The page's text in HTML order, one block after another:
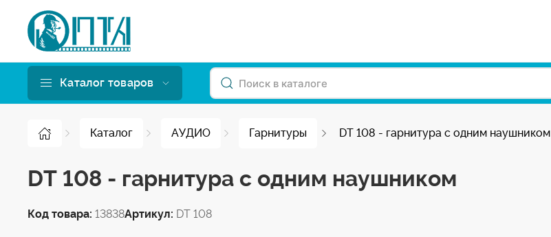
Каталог товаров
Каталог АУДИО Гарнитуры DT 108 - гарнитура с одним наушником
DT 108 - гарнитура с одним наушником
Код товара: 13838Артикул: DT 108